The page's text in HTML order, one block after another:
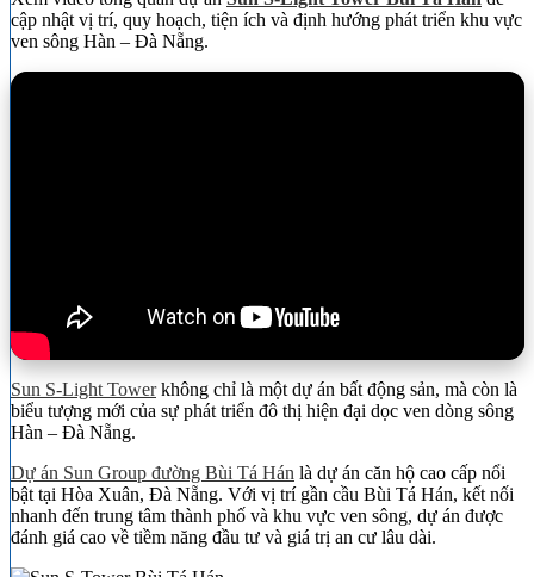
cập nhật vị trí, quy hoạch, tiện ích và định hướng phát triển khu vực
ven sông Hàn – Đà Nẵng.
Sun S-Light Towerkhông chỉ là một dự án bất động sản, mà còn là
biểu tượng mới của sự phát triển đô thị hiện đại dọc ven dòng sông
Hàn – Đà Nẵng.
Dự án Sun Group đường Bùi Tá Hán là dự án căn hộ cao cấp nổi
bật tại Hòa Xuân, Đà Nẵng. Với vị trí gần cầu Bùi Tá Hán, kết nối
nhanh đến trung tâm thành phố và khu vực ven sông, dự án được
đánh giá cao về tiềm năng đầu tư và giá trị an cư lâu dài.